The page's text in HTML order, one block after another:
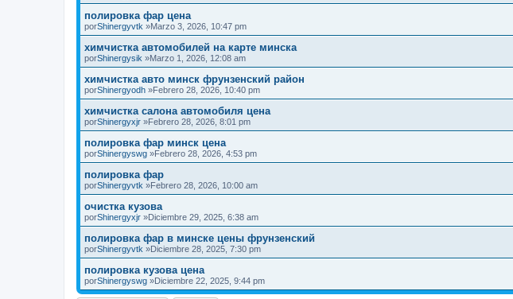
полировка фар цена
porShinergyvtk »Marzo 3, 2026, 10:47 pm
химчистка автомобилей на карте минска
porShinergysik »Marzo 1, 2026, 12:08 am
химчистка авто минск фрунзенский район
porShinergyodh »Febrero 28, 2026, 10:40 pm
химчистка салона автомобиля цена
porShinergyxjr »Febrero 28, 2026, 8:01 pm
полировка фар минск цена
porShinergyswg »Febrero 28, 2026, 4:53 pm
полировка фар
porShinergyvtk »Febrero 28, 2026, 10:00 am
очистка кузова
porShinergyxjr »Diciembre 29, 2025, 6:38 am
полировка фар в минске цены фрунзенский
porShinergyvtk »Diciembre 28, 2025, 7:30 pm
полировка кузова цена
porShinergyswg »Diciembre 22, 2025, 9:44 pm